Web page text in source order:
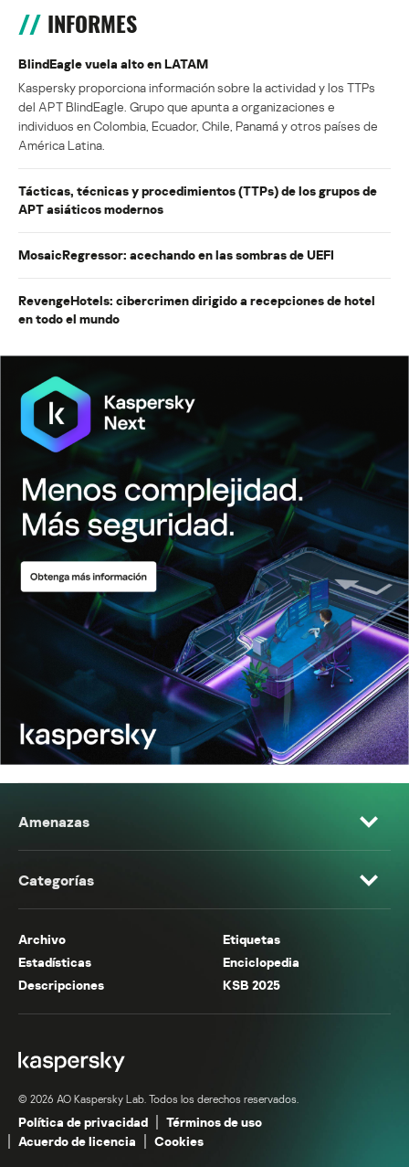
INFORMES
BlindEagle vuela alto en LATAM
Kaspersky proporciona información sobre la actividad y los TTPs
del APT BlindEagle. Grupo que apunta a organizaciones e
individuos en Colombia, Ecuador, Chile, Panamá y otros países de
América Latina.
Tácticas, técnicas y procedimientos (TTPs) de los grupos de
APT asiáticos modernos
MosaicRegressor: acechando en las sombras de UEFI
RevengeHotels: cibercrimen dirigido a recepciones de hotel
en todo el mundo
Amenazas
Categorías
Archivo
Etiquetas
Estadísticas
Enciclopedia
Descripciones
KSB 2025
© 2026 AO Kaspersky Lab. Todos los derechos reservados.
Política de privacidad
Términos de uso
Acuerdo de licencia
Cookies